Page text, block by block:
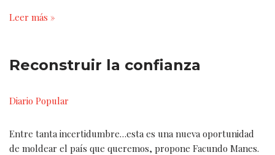
Leer más »
Reconstruir la confianza
Diario Popular
Entre tanta incertidumbre…esta es una nueva oportunidad
de moldear el país que queremos, propone Facundo Manes.